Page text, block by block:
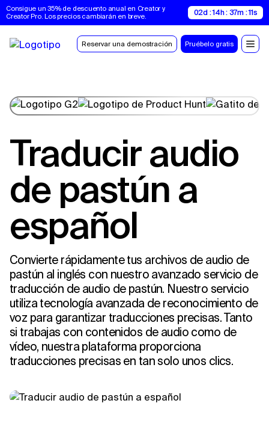
Consigue un 35% de descuento anual en Creator y
Creator Pro. Los precios cambiarán en breve.
02d : 14h : 37m : 10s
Reservar una demostración Pruébelo gratis
Traducir audio
de pastún a
español
Convierte rápidamente tus archivos de audio de
pastún al inglés con nuestro avanzado servicio de
traducción de audio de pastún. Nuestro servicio
utiliza tecnología avanzada de reconocimiento de
voz para garantizar traducciones precisas. Tanto
si trabajas con contenidos de audio como de
vídeo, nuestra plataforma proporciona
traducciones precisas en tan solo unos clics.